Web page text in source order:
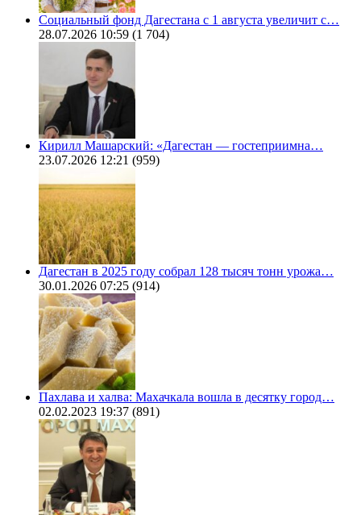
Социальный фонд Дагестана с 1 августа увеличит с…
28.07.2026 10:59 (1 704)
Кирилл Машарский: «Дагестан — гостеприимна…
23.07.2026 12:21 (959)
Дагестан в 2025 году собрал 128 тысяч тонн урожа…
30.01.2026 07:25 (914)
Пахлава и халва: Махачкала вошла в десятку город…
02.02.2023 19:37 (891)